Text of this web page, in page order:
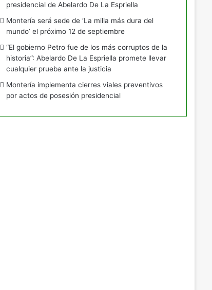
presidencial de Abelardo De La Espriella
Montería será sede de ‘La milla más dura del
mundo’ el próximo 12 de septiembre
“El gobierno Petro fue de los más corruptos de la
historia”: Abelardo De La Espriella promete llevar
cualquier prueba ante la justicia
Montería implementa cierres viales preventivos
por actos de posesión presidencial